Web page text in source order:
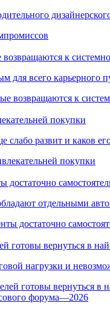
возвращаются к
для всего
покупки
развит и каков
отдельными
готовы вернуться в
нагрузки и
форума—2026